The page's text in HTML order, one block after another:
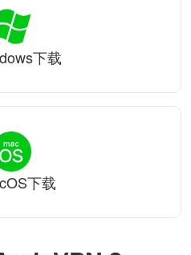
下载
下载